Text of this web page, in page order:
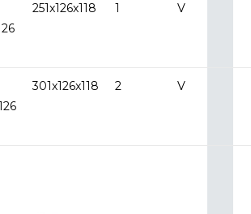
251x126x118 1 V
301x126x118 2 V